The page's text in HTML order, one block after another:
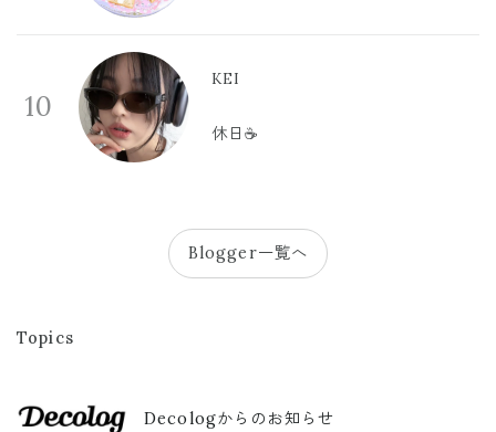
10
KEI
休日☕️
Blogger一覧へ
Topics
Decologからのお知らせ